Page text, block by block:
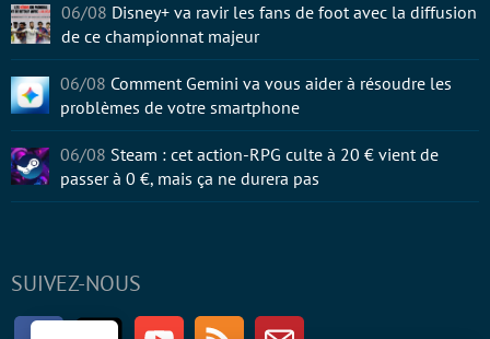
SUIVEZ-NOUS
FacebookTwitter Youtube RSS Newsletter
06/08 Disney+ va ravir les fans de foot avec la diffusion
de ce championnat majeur
06/08 Comment Gemini va vous aider à résoudre les
problèmes de votre smartphone
06/08 Steam : cet action-RPG culte à 20 € vient de
passer à 0 €, mais ça ne durera pas